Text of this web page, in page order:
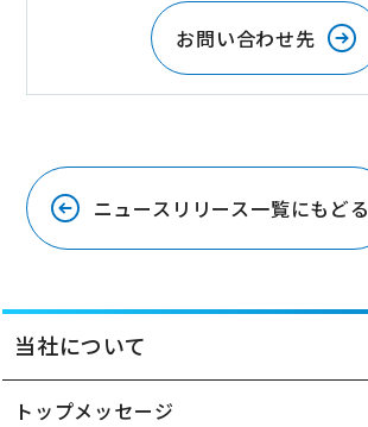
お問い合わせ先
ニュースリリース一覧にもどる
当社について
トップメッセージ